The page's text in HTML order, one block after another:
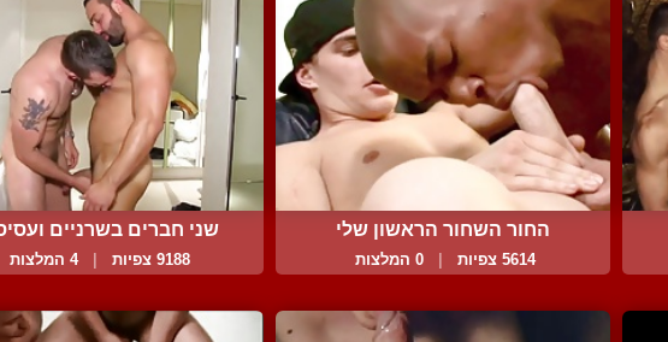
החור השחור הראשון שלי
5614 צפיות 0 המלצות
שני חברים בשרניים
9188 צפיות 4 המלצות